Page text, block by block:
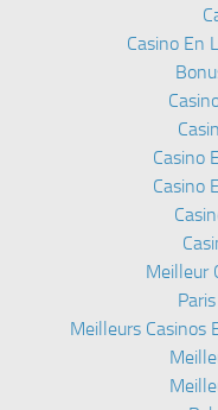
Casino En
Casino
Casino
Meilleur
Meilleurs Casinos